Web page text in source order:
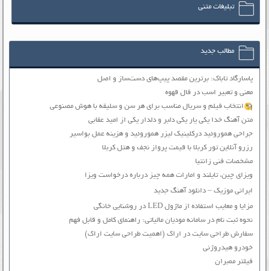
تبلیغات متنی
مطالب جدید
پاسارگاد تاباک: برترین مقصد پیپ‌های دست‌ساز و اصل
معنی و تعبیر اسب در فال قهوه
انتخاب فیلم و سریال مناسب برای هر سن و سلیقه با هوش مصنوعی
متن آهنگ خدا یکی یار یکی دلبر و دلدار یکی از امید عقابی
جراحی هموروئید درکلینیک لیزر هموروئید و هزینه عمل بواسیر
رزرو آنلاین تور کربلا با قیمت پرواز نجف و هتل کربلا
مشخصات فنی زانتیا
ویزای چین، تایلند و امارات همه چیز درباره درخواست ویزا
ایرانی موزیک – دانلود آهنگ جدید
مزایا و معایب استفاده از ماژول LED در روشنایی خانگی
نحوه ثبت نام در سامانه مودیان مالیاتی: راهنمای کامل و قابل فهم
سفارش طراحی سایت در اراک (اهمیت طراحی سایت اراک)
خودرو هیدروژنی
فیلتر ممبران